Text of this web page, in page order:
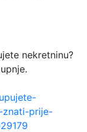
nekretninu?
znati-prije-